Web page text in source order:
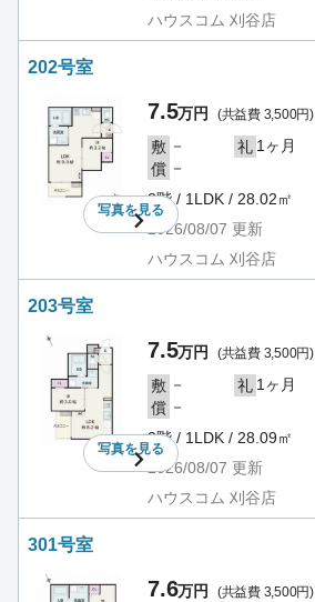
ハウスコム 刈谷店
202号室
写真を見る
7.5万円 (共益費 3,500円)
敷 － 礼 1ヶ月
償 －
2階 / 1LDK / 28.02㎡
2026/08/07 更新
ハウスコム 刈谷店
203号室
写真を見る
7.5万円 (共益費 3,500円)
敷 － 礼 1ヶ月
償 －
2階 / 1LDK / 28.09㎡
2026/08/07 更新
ハウスコム 刈谷店
301号室
7.6万円 (共益費 3,500円)